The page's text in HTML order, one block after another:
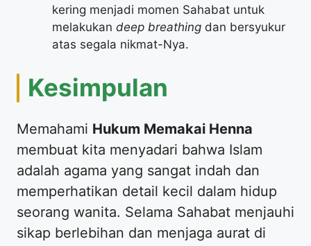
kering menjadi momen Sahabat untuk
melakukan deep breathing dan bersyukur
atas segala nikmat-Nya.
​Kesimpulan
​Memahami Hukum Memakai Henna
membuat kita menyadari bahwa Islam
adalah agama yang sangat indah dan
memperhatikan detail kecil dalam hidup
seorang wanita. Selama Sahabat menjauhi
sikap berlebihan dan menjaga aurat di